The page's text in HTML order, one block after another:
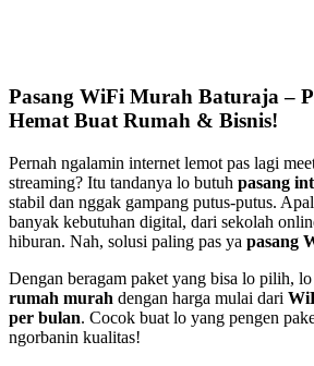
Pasang WiFi Murah Baturaja –
Hemat Buat Rumah & Bisnis!
Pernah ngalamin internet lemot pas lagi
streaming? Itu tandanya lo butuh pasang
stabil dan nggak gampang putus-putus.
banyak kebutuhan digital, dari sekolah
hiburan. Nah, solusi paling pas ya pasang
Dengan beragam paket yang bisa lo pilih,
rumah murah dengan harga mulai dari
per bulan. Cocok buat lo yang pengen
ngorbanin kualitas!